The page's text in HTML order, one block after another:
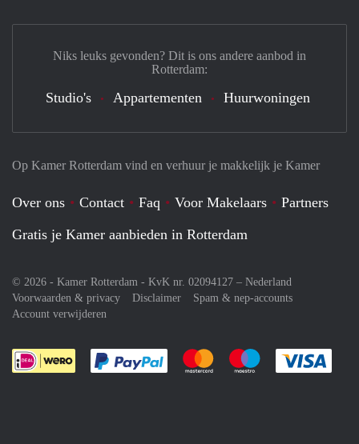
Op Kamer Rotterdam vind en verhuur je makkelijk je Kamer
Over ons Contact Faq Voor Makelaars
Partners
Gratis je Kamer aanbieden in Rotterdam
© 2026 - Kamer Rotterdam - KvK nr. 02094127 – Nederland
Voorwaarden & privacy
Disclaimer
Spam & nep-accounts
Account verwijderen
Je rekent gemakkelijk af met Paypal
Je rekent gemakkelijk af met
Je rekent
Niks leuks gevonden? Dit is ons andere aanbod in
Rotterdam:
Studio's Appartementen Huurwoningen